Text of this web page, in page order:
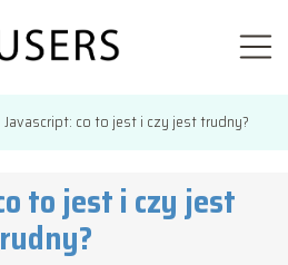
Javascript: co to jest i czy jest trudny?
to jest i czy jest